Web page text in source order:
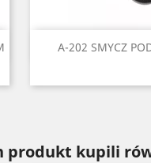
A-202 SMYCZ
Szybki
produkt kupili